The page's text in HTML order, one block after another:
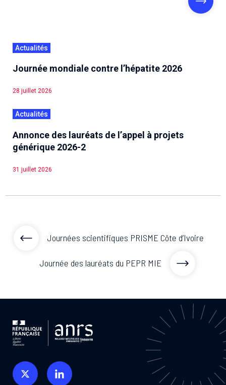
Actualités
Journée mondiale contre l’hépatite 2026
28 juillet 2026
Actualités
Annonce des lauréats de l’appel à projets
générique 2026-2
31 juillet 2026
Journées scientifiques PRISME Côte d’Ivoire
Journée des lauréats du PEPR MIE